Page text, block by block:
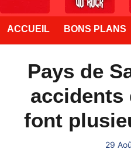
ACCUEIL BONS PLANS
Pays de
accidents
font
29